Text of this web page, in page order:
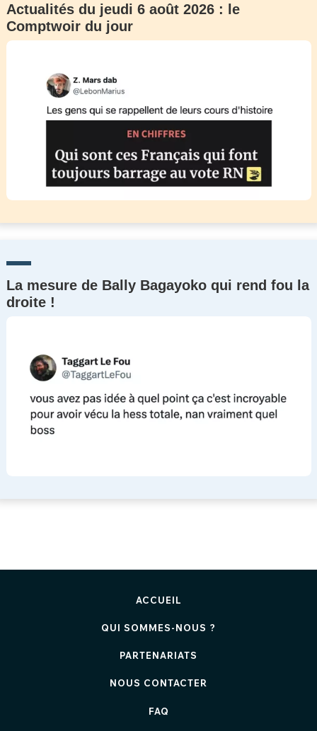
Actualités du jeudi 6 août 2026 : le
Comptwoir du jour
La mesure de Bally Bagayoko qui rend fou la
droite !
ACCUEIL
QUI SOMMES-NOUS ?
PARTENARIATS
NOUS CONTACTER
FAQ